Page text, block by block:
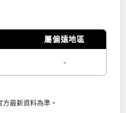
屬偏遠地區
-
最新資料為準。